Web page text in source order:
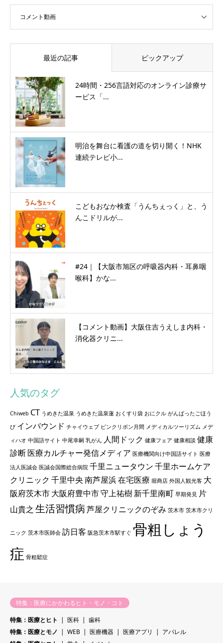
最近の記事 ピックアップ
24時間・256言語対応のオンライン診療サ
ービス「...
明治を舞台に看護の道を切り開く！NHK
連続テレビ小...
こどもおなか検査「うんちぇっく」と、う
んこドリルが...
#24｜【大阪市旭区の呼吸器内科・耳鼻咽
喉科】かな...
【コメント動画】大阪住吉うえしま内科・
消化器クリニ...
人気のタグ
Chiweb CT うめきた温泉 うめきた温泉蓮 おくすり袋 おにクル がんばったごほう
び インバウンド チャイウェブ ピンクリボン月間 メディカルツーリズム メデ
ィハオ 中国語サイト 中尾幸嗣 乳がん 人間ドック 健康フェア 健康相談 健康
診断医療カルチャー発信メディア 医療機関向け中国語サイト 医療
法人医誠会 医誠会国際総合病院 千里ニュータウン千里ホームケア
クリニック 千里中央南芦屋浜在宅医療 堀商店 外国人観光客 大
阪府茨木市大阪府豊中市守上祐樹新千里南町 早期発見 片
山貴之 生活習慣病芦屋クリニックのぞみ 茨木市 茨木市クリ
ニック 茨木市医師会 訪日客 阪急茨木市駅すぐ 骨粗しょう
症 骨粗鬆症
特集：医療にかかわるヒト・モノ・コト
特集：医療とヒト
医科
歯科
特集：医療とモノ
WEB 医療機器 医療アプリ
アパレル